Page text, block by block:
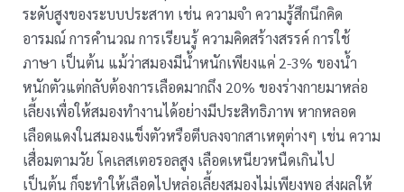
ระดับสูงของระบบประสาท เช่น ความจำ ความรู้สึกนึกคิด
อารมณ์ การคำนวณ การเรียนรู้ ความคิดสร้างสรรค์ การใช้
ภาษา เป็นต้น แม้ว่าสมองมีน้ำหนักเพียงแค่ 2-3% ของน้ำ
หนักตัวแต่กลับต้องการเลือดมากถึง 20% ของร่างกายมาหล่อ
เลี้ยงเพื่อให้สมองทำงานได้อย่างมีประสิทธิภาพ หากหลอด
เลือดแดงในสมองแข็งตัวหรือตีบลงจากสาเหตุต่างๆ เช่น ความ
เสื่อมตามวัย โคเลสเตอรอลสูง เลือดเหนียวหนืดเกินไป
เป็นต้น ก็จะทำให้เลือดไปหล่อเลี้ยงสมองไม่เพียงพอ ส่งผลให้